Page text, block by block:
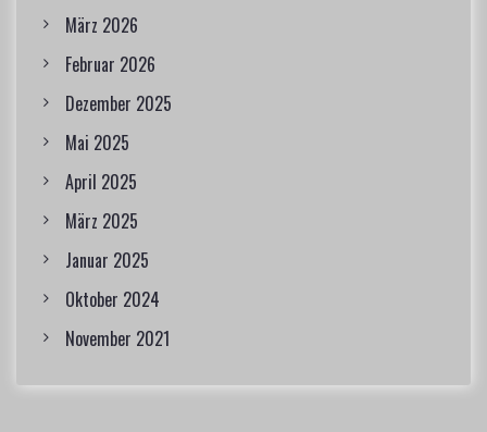
März 2026
Februar 2026
Dezember 2025
Mai 2025
April 2025
März 2025
Januar 2025
Oktober 2024
November 2021